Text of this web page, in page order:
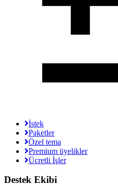
İstek
Paketler
Özel tema
Premium üyelikler
Ücretli İşler
Destek Ekibi